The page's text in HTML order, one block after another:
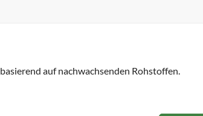
auf nachwachsenden Rohstoffen.